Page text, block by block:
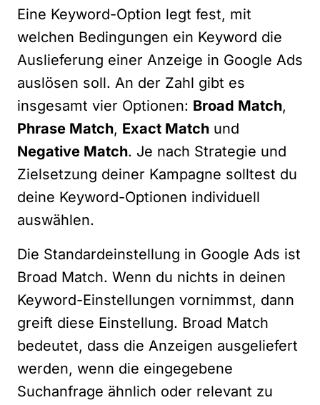
Eine Keyword-Option legt fest, mit
welchen Bedingungen ein Keyword die
Auslieferung einer Anzeige in Google Ads
auslösen soll. An der Zahl gibt es
insgesamt vier Optionen: Broad Match,
Phrase Match, Exact Match und
Negative Match. Je nach Strategie und
Zielsetzung deiner Kampagne solltest du
deine Keyword-Optionen individuell
auswählen.
Die Standardeinstellung in Google Ads ist
Broad Match. Wenn du nichts in deinen
Keyword-Einstellungen vornimmst, dann
greift diese Einstellung. Broad Match
bedeutet, dass die Anzeigen ausgeliefert
werden, wenn die eingegebene
Suchanfrage ähnlich oder relevant zu